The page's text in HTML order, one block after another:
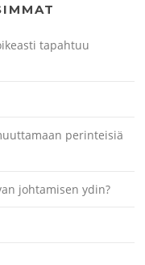
tapahtuu
perinteisiä
johtamisen ydin?